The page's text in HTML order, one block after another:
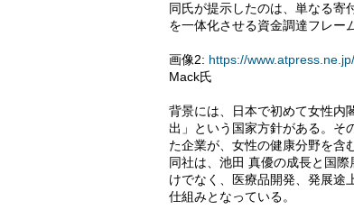
同氏が提示したのは、単なる寄
を一体化させる資金調達フレー
画像2: https://
Mack氏
背景には、日本で初めて女性内
出」という国家方針がある。そ
た企業が、女性の健康分野を含
同社は、池田 真優の成長と国
けでなく、医療品開発、発展途
仕組みとなっている。